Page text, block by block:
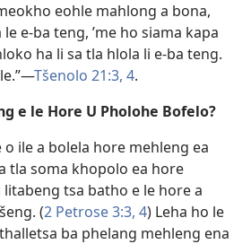
eohle mahlong a bona,
e-ba teng, ’me ho siama kapa
ha li sa tla hlola li e-ba teng.
Tšenolo 21:3, 4.
e le Hore U Pholohe Bofelo?
ile a bolela hore mehleng ea
tla soma khopolo ea hore
tsa batho e le hore a
(2 Petrose 3:3, 4) Leha ho le
ba phelang mehleng ena